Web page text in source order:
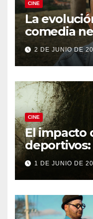
CINE
La
comedia
Knives Out
2 DE JUNIO DE
CINE
El impacto
deportivos:
Ferrari
1 DE JUNIO DE